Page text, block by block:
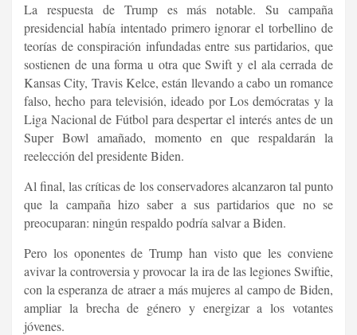
La respuesta de Trump es más notable. Su campaña
presidencial había intentado primero ignorar el torbellino de
teorías de conspiración infundadas entre sus partidarios, que
sostienen de una forma u otra que Swift y el ala cerrada de
Kansas City, Travis Kelce, están llevando a cabo un romance
falso, hecho para televisión, ideado por Los demócratas y la
Liga Nacional de Fútbol para despertar el interés antes de un
Super Bowl amañado, momento en que respaldarán la
reelección del presidente Biden.
Al final, las críticas de los conservadores alcanzaron tal punto
que la campaña hizo saber a sus partidarios que no se
preocuparan: ningún respaldo podría salvar a Biden.
Pero los oponentes de Trump han visto que les conviene
avivar la controversia y provocar la ira de las legiones Swiftie,
con la esperanza de atraer a más mujeres al campo de Biden,
ampliar la brecha de género y energizar a los votantes
jóvenes.